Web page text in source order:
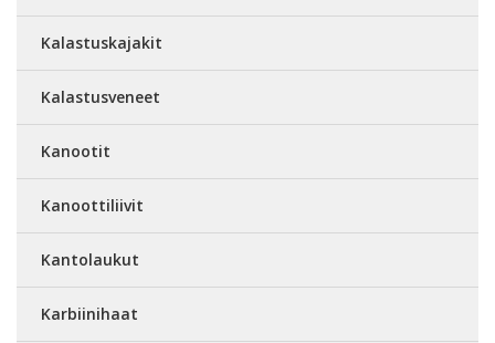
Kalastuskajakit
Kalastusveneet
Kanootit
Kanoottiliivit
Kantolaukut
Karbiinihaat